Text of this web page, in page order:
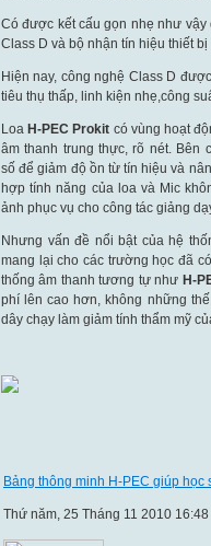
Có được kết cấu gọn nhẹ như
Class D và bộ nhận tín hiệu thiết
Hiện nay, công nghệ Class D
tiêu thụ thấp, linh kiện nhẹ,công
Loa H-PEC Prokit có vùng hoạt
âm thanh trung thực, rõ nét. Bên
số để giảm độ ồn từ tín hiệu và
hợp tính năng của loa và Mic
ảnh phục vụ cho công tác giảng
Nhưng vấn đề nổi bật của hệ
mang lại cho các trường học đã
thống âm thanh tương tự như H-
phí lên cao hơn, không những
dây chạy làm giảm tính thẩm mỹ
Bảng thông minh H-PEC giúp học
Thứ năm, 25 Tháng 11 2010 16:48